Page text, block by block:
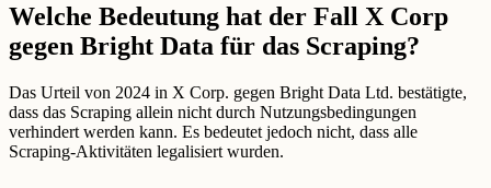
Welche Bedeutung hat der Fall X Corp
gegen Bright Data für das Scraping?
Das Urteil von 2024 in X Corp. gegen Bright Data Ltd. bestätigte,
dass das Scraping allein nicht durch Nutzungsbedingungen
verhindert werden kann. Es bedeutet jedoch nicht, dass alle
Scraping-Aktivitäten legalisiert wurden.